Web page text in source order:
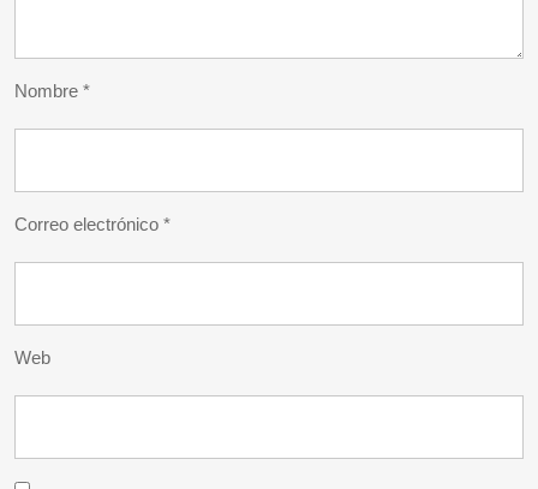
Nombre *
Correo electrónico *
Web